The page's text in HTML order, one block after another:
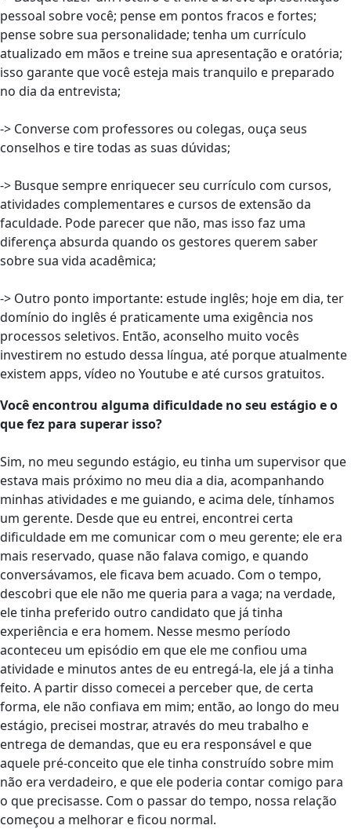
pessoal sobre você; pense em pontos fracos e fortes;
pense sobre sua personalidade; tenha um currículo
atualizado em mãos e treine sua apresentação e oratória;
isso garante que você esteja mais tranquilo e preparado
no dia da entrevista;
-> Converse com professores ou colegas, ouça seus
conselhos e tire todas as suas dúvidas;
-> Busque sempre enriquecer seu currículo com cursos,
atividades complementares e cursos de extensão da
faculdade. Pode parecer que não, mas isso faz uma
diferença absurda quando os gestores querem saber
sobre sua vida acadêmica;
-> Outro ponto importante: estude inglês; hoje em dia, ter
domínio do inglês é praticamente uma exigência nos
processos seletivos. Então, aconselho muito vocês
investirem no estudo dessa língua, até porque atualmente
existem apps, vídeo no Youtube e até cursos gratuitos.
Você encontrou alguma dificuldade no seu estágio e o
que fez para superar isso?
Sim, no meu segundo estágio, eu tinha um supervisor que
estava mais próximo no meu dia a dia, acompanhando
minhas atividades e me guiando, e acima dele, tínhamos
um gerente. Desde que eu entrei, encontrei certa
dificuldade em me comunicar com o meu gerente; ele era
mais reservado, quase não falava comigo, e quando
conversávamos, ele ficava bem acuado. Com o tempo,
descobri que ele não me queria para a vaga; na verdade,
ele tinha preferido outro candidato que já tinha
experiência e era homem. Nesse mesmo período
aconteceu um episódio em que ele me confiou uma
atividade e minutos antes de eu entregá-la, ele já a tinha
feito. A partir disso comecei a perceber que, de certa
forma, ele não confiava em mim; então, ao longo do meu
estágio, precisei mostrar, através do meu trabalho e
entrega de demandas, que eu era responsável e que
aquele pré-conceito que ele tinha construído sobre mim
não era verdadeiro, e que ele poderia contar comigo para
o que precisasse. Com o passar do tempo, nossa relação
começou a melhorar e ficou normal.